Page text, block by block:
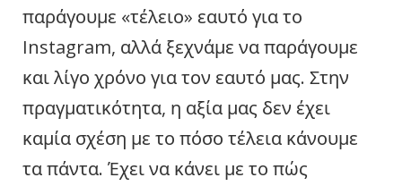
παράγουμε «τέλειο» εαυτό για το
Instagram, αλλά ξεχνάμε να παράγουμε
και λίγο χρόνο για τον εαυτό μας. Στην
πραγματικότητα, η αξία μας δεν έχει
καμία σχέση με το πόσο τέλεια κάνουμε
τα πάντα. Έχει να κάνει με το πώς